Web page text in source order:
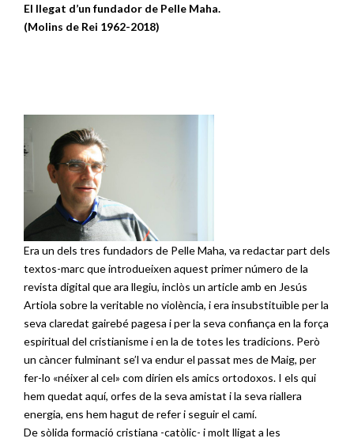
El llegat d’un fundador de Pelle Maha.
(Molins de Rei 1962-2018)
Era un dels tres fundadors de Pelle Maha, va redactar part dels
textos-marc que introdueixen aquest primer número de la
revista digital que ara llegiu, inclòs un article amb en Jesús
Artiola sobre la veritable no violència, i era insubstituïble per la
seva claredat gairebé pagesa i per la seva confiança en la força
espiritual del cristianisme i en la de totes les tradicions. Però
un càncer fulminant se’l va endur el passat mes de Maig, per
fer-lo «néixer al cel» com dirien els amics ortodoxos. I els qui
hem quedat aquí, orfes de la seva amistat i la seva riallera
energia, ens hem hagut de refer i seguir el camí.
De sòlida formació cristiana -catòlic- i molt lligat a les